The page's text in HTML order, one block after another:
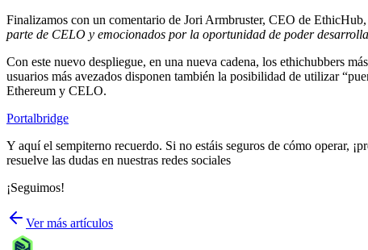
Finalizamos con un comentario de Jori Armbruster, CEO de
parte de CELO y emocionados por la oportunidad de poder
Con este nuevo despliegue, en una nueva cadena, los ethichubbers
usuarios más avezados disponen también la posibilidad de utilizar
Ethereum y CELO.
Portalbridge
Y aquí el sempiterno recuerdo. Si no estáis seguros de cómo operar,
resuelve las dudas en nuestras redes sociales
¡Seguimos!
Ver más artículos